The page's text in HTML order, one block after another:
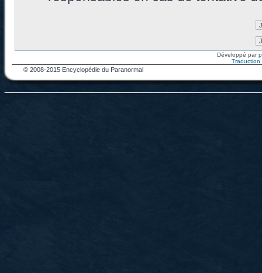
Développé par
Traduction
© 2008-2015 Encyclopédie du Paranormal